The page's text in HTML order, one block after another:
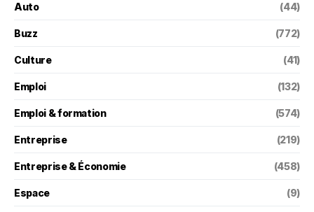
Auto (44)
Buzz (772)
Culture (41)
Emploi (132)
Emploi & formation (574)
Entreprise (219)
Entreprise & Économie (458)
Espace (9)